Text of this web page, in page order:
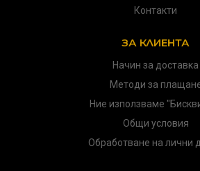
Контакти
ЗА КЛИЕНТА
Начин за доставка
Методи за
Ние използваме
Общи условия
Обработване на лични